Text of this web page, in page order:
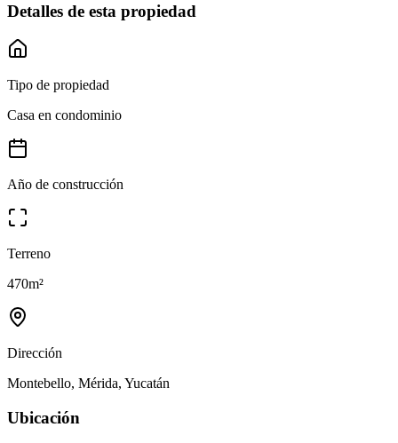
Detalles de esta propiedad
Tipo de propiedad
Casa en condominio
Año de construcción
Terreno
470m²
Dirección
Montebello, Mérida, Yucatán
Ubicación